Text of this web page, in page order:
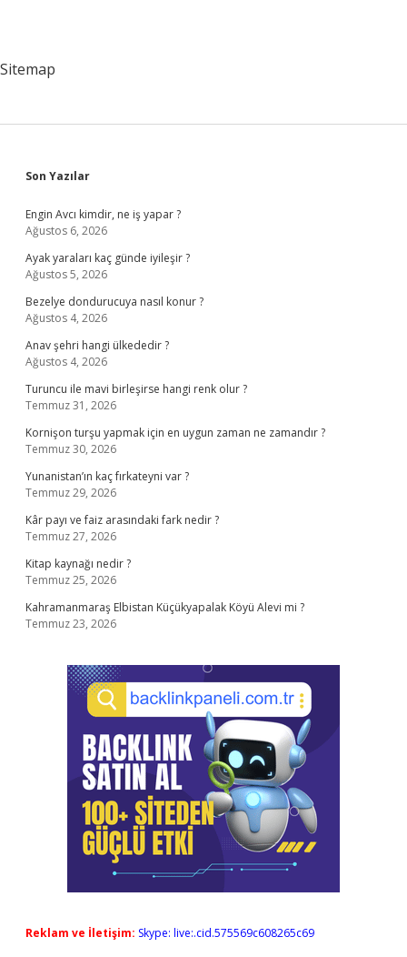
Sitemap
Sidebar
Son Yazılar
Engin Avcı kimdir, ne iş yapar ?
Ağustos 6, 2026
Ayak yaraları kaç günde iyileşir ?
Ağustos 5, 2026
Bezelye dondurucuya nasıl konur ?
Ağustos 4, 2026
Anav şehri hangi ülkededir ?
Ağustos 4, 2026
Turuncu ile mavi birleşirse hangi renk olur ?
Temmuz 31, 2026
Kornişon turşu yapmak için en uygun zaman ne zamandır ?
Temmuz 30, 2026
Yunanistan’ın kaç fırkateyni var ?
Temmuz 29, 2026
Kâr payı ve faiz arasındaki fark nedir ?
Temmuz 27, 2026
Kitap kaynağı nedir ?
Temmuz 25, 2026
Kahramanmaraş Elbistan Küçükyapalak Köyü Alevi mi ?
Temmuz 23, 2026
Reklam ve İletişim: Skype: live:.cid.575569c608265c69